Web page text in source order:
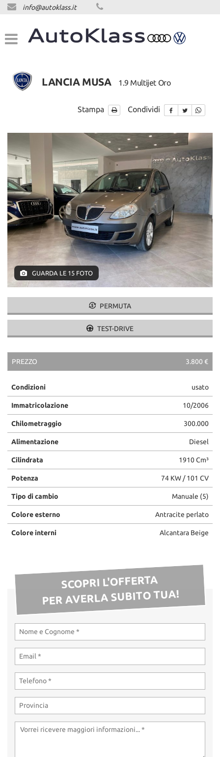
HOME
LISTA VEICOLI
ACQUISTIAMO USATO
NEWS
NEWS
AREA COMMERCIANTI
info@autoklass.it
LANCIA MUSA 1.9 Multijet Oro
Stampa Condividi
GUARDA LE 15 FOTO
PERMUTA
TEST-DRIVE
PREZZO 3.800 €
Condizioni usato
Immatricolazione 10/2006
Chilometraggio 300.000
Alimentazione Diesel
Cilindrata 1910 Cm³
Potenza 74 KW / 101 CV
Tipo di cambio Manuale (5)
Colore esterno Antracite perlato
Colore interni Alcantara Beige
SCOPRI L'OFFERTA
PER AVERLA SUBITO TUA!